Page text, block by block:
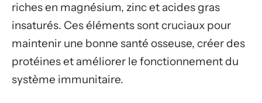
riches en magnésium, zinc et acides gras
insaturés. Ces éléments sont cruciaux pour
maintenir une bonne santé osseuse, créer des
protéines et améliorer le fonctionnement du
système immunitaire.